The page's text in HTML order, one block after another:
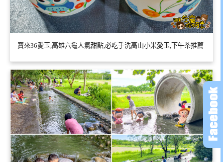
寶來36愛玉,高雄六龜人氣甜點,必吃手洗高山小米愛玉,下午茶推薦